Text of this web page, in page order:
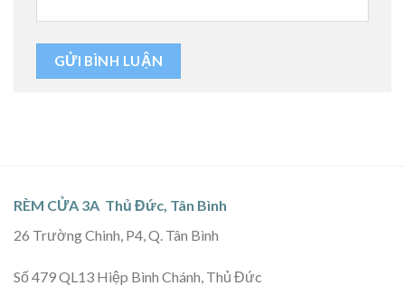
RÈM CỬA 3A Thủ Đức, Tân Bình
26 Trường Chinh, P4, Q. Tân Bình
Số 479 QL13 Hiệp Bình Chánh, Thủ Đức